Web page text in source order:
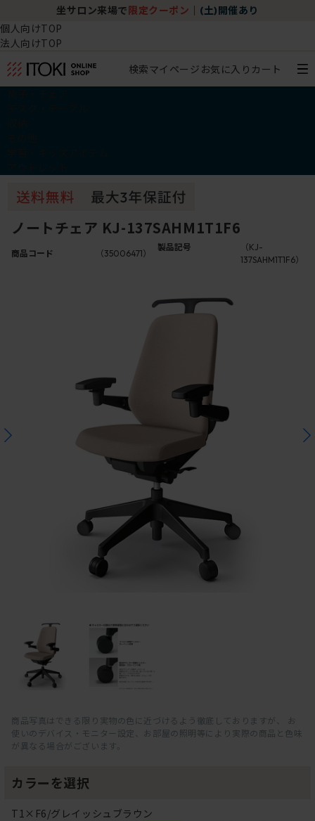
坐サロン来場で 限定クーポン (土)開催あり
個人向けTOP
法人向けTOP
検索マイページ お気に入り カート
ノートチェア KJ-137SAHM1T1F6
商品コード （35006471）
製品記号
（KJ-
137SAHM1T1F6）
商品写真はできる限り実物の色に近づけるよう徹底しておりますが、 お
使いのデバイス・モニター設定、お部屋の照明等により実際の商品と色味
が異なる場合がございます。
カラーを選択
T1×F6/グレイッシュブラウン